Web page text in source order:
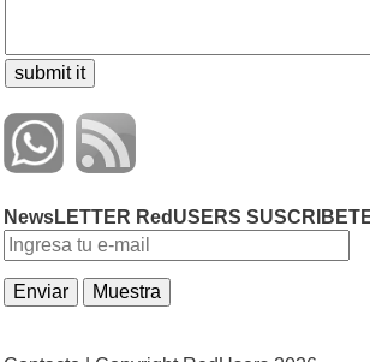
NewsLETTER RedUSERS